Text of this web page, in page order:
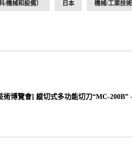
/機械和設備） 日本 機械/工業技術
博覽會] 縱切式多功能切刀“MC-200B”